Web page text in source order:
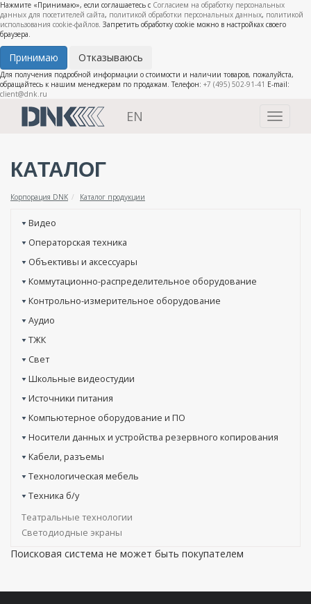
Нажмите «Принимаю», если соглашаетесь с Согласием на обработку персональных
данных для посетителей сайта, политикой обработки персональных данных, политикой
использования cookie-файлов. Запретить обработку cookie можно в настройках своего
браузера.
Принимаю Отказываюсь
Для получения подробной информации о стоимости и наличии товаров, пожалуйста,
обращайтесь к нашим менеджерам по продажам. Телефон: +7 (495) 502-91-41 E-mail:
client@dnk.ru
Toggle
EN
КАТАЛОГ
Корпорация DNK Каталог продукции
Видео
Операторская техника
Объективы и аксессуары
Коммутационно-распределительное оборудование
Контрольно-измерительное оборудование
Аудио
ТЖК
Свет
Школьные видеостудии
Источники питания
Компьютерное оборудование и ПО
Носители данных и устройства резервного копирования
Кабели, разъемы
Технологическая мебель
Техника б/у
Театральные технологии
Светодиодные экраны
Поисковая система не может быть покупателем